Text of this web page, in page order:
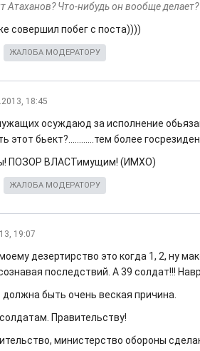
Атаханов? Что-нибудь он вообще делает?
совершил побег с поста))))
ЖАЛОБА МОДЕРАТОРУ
18:45
осуждаюд за исполнение
этот бьект?............тем более
ПОЗОР ВЛАСТимущим! (ИМХО)
ЖАЛОБА МОДЕРАТОРУ
19:07
дезертирство это когда 1, 2, ну
последствий. А 39 солдат!!!
быть очень веская причина.
Правительству!
министерство обороны